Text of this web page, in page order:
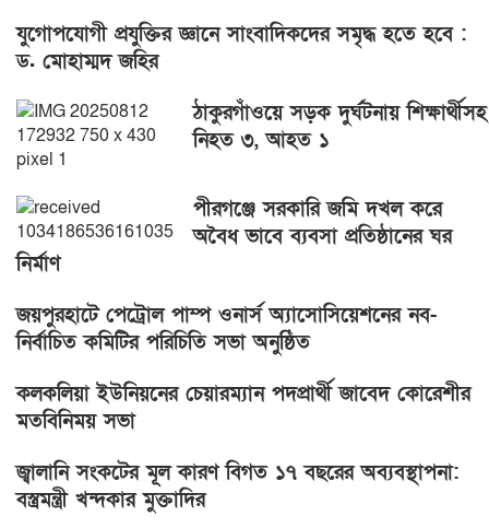
যুগোপযোগী প্রযুক্তির জ্ঞানে সাংবাদিকদের সমৃদ্ধ হতে হবে :
ড. মোহাম্মদ জহির
ঠাকুরগাঁওয়ে সড়ক দুর্ঘটনায় শিক্ষার্থীসহ
নিহত ৩, আহত ১
পীরগঞ্জে সরকারি জমি দখল করে
অবৈধ ভাবে ব্যবসা প্রতিষ্ঠানের ঘর
নির্মাণ
জয়পুরহাটে পেট্রোল পাম্প ওনার্স অ্যাসোসিয়েশনের নব-
নির্বাচিত কমিটির পরিচিতি সভা অনুষ্ঠিত
কলকলিয়া ইউনিয়নের চেয়ারম্যান পদপ্রার্থী জাবেদ কোরেশীর
মতবিনিময় সভা
জ্বালানি সংকটের মূল কারণ বিগত ১৭ বছরের অব্যবস্থাপনা:
বস্ত্রমন্ত্রী খন্দকার মুক্তাদির